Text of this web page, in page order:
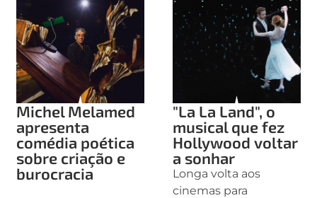
Michel Melamed
apresenta
comédia poética
sobre criação e
burocracia
"La La Land", o
musical que fez
Hollywood voltar
a sonhar
Longa volta aos
cinemas para